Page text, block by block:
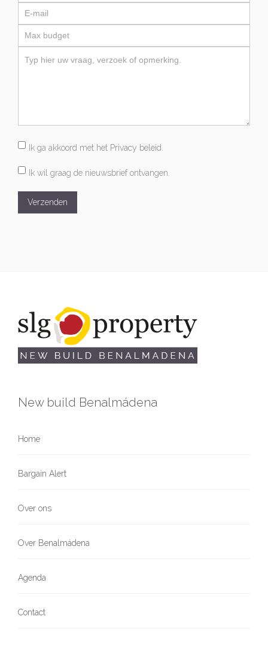
Ik ga akkoord met het Privacy beleid
Ik wil graag de nieuwsbrief ontvangen.
New build Benalmádena
Home
Bargain Alert
Over ons
Over Benalmádena
Agenda
Contact